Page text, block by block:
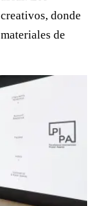
donde
de